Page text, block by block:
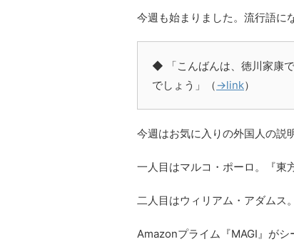
今週も始まりました。流行語に
◆ 「こんばんは、徳川家康
でしょう」（ →link）
今週はお気に入りの外国人の説
一人目はマルコ・ポーロ。『東
二人目はウィリアム・アダムス
Amazonプライム『MAGI』がシ